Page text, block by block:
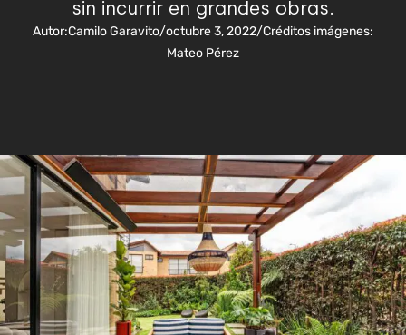
sin incurrir en grandes obras.
Autor:Camilo Garavito/octubre 3, 2022/Créditos imágenes:
Mateo Pérez